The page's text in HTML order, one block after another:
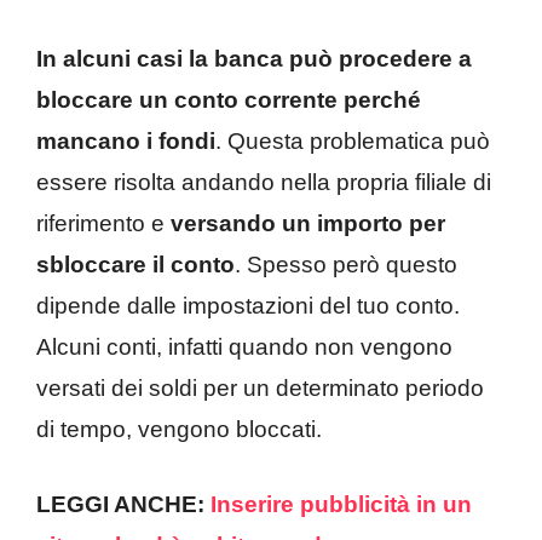
In alcuni casi la banca può procedere a
bloccare un conto corrente perché
mancano i fondi. Questa problematica può
essere risolta andando nella propria filiale di
riferimento e versando un importo per
sbloccare il conto. Spesso però questo
dipende dalle impostazioni del tuo conto.
Alcuni conti, infatti quando non vengono
versati dei soldi per un determinato periodo
di tempo, vengono bloccati.
LEGGI ANCHE: Inserire pubblicità in un